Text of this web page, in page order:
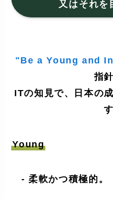
又はそれを
"Be a Young and
指
ITの知見で、日本の
Young
- 柔軟かつ積極的。